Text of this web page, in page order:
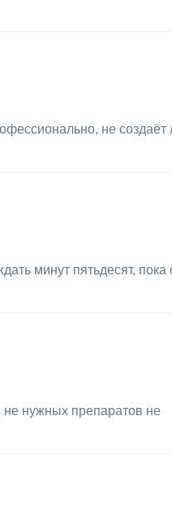
не создаёт
минут пятьдесят, пока
нужных препаратов не